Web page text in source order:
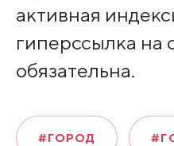
активная
гиперссылка на
обязательна.
#ГОРОД